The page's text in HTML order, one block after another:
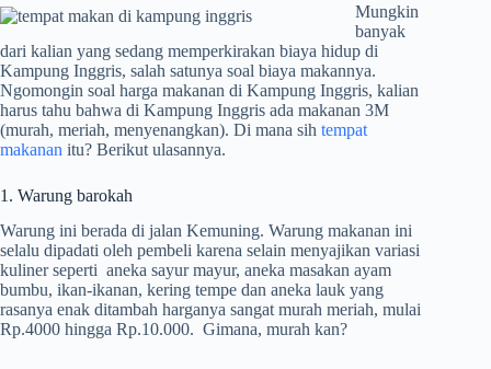
Mungkin
banyak
dari kalian yang sedang memperkirakan biaya hidup di
Kampung Inggris, salah satunya soal biaya makannya.
Ngomongin soal harga makanan di Kampung Inggris, kalian
harus tahu bahwa di Kampung Inggris ada makanan 3M
(murah, meriah, menyenangkan). Di mana sih tempat
makanan itu? Berikut ulasannya.
1. Warung barokah
Warung ini berada di jalan Kemuning. Warung makanan ini
selalu dipadati oleh pembeli karena selain menyajikan variasi
kuliner seperti aneka sayur mayur, aneka masakan ayam
bumbu, ikan-ikanan, kering tempe dan aneka lauk yang
rasanya enak ditambah harganya sangat murah meriah, mulai
Rp.4000 hingga Rp.10.000. Gimana, murah kan?